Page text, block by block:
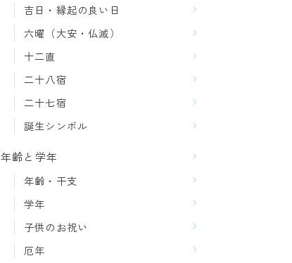
吉日・縁起の良い日
六曜（大安・仏滅）
十二直
二十八宿
二十七宿
誕生シンボル
年齢と学年
年齢・干支
学年
子供のお祝い
厄年